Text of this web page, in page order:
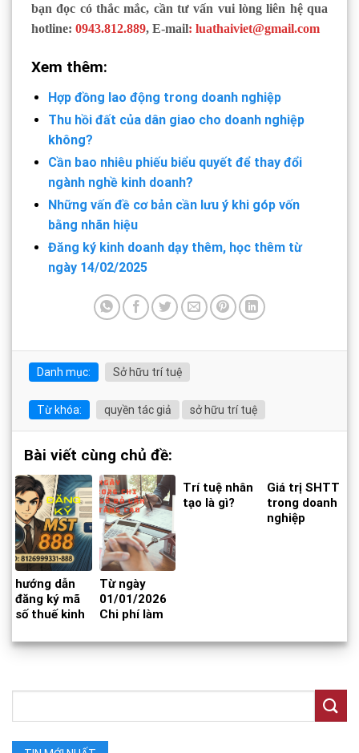
bạn đọc có thắc mắc, cần tư vấn vui lòng liên hệ qua
hotline: 0943.812.889, E-mail: luathaiviet@gmail.com
Xem thêm:
Hợp đồng lao động trong doanh nghiệp
Thu hồi đất của dân giao cho doanh nghiệp
không?
Cần bao nhiêu phiếu biểu quyết để thay đổi
ngành nghề kinh doanh?
Những vấn đề cơ bản cần lưu ý khi góp vốn
bằng nhãn hiệu
Đăng ký kinh doanh dạy thêm, học thêm từ
ngày 14/02/2025
Danh mục: Sở hữu trí tuệ
Từ khóa: quyền tác giả sở hữu trí tuệ
Bài viết cùng chủ đề:
hướng dẫn
đăng ký mã
số thuế kinh
đuôi 888
Từ ngày
01/01/2026
Chi phí làm
sẽ tăng cao
Trí tuệ nhân
tạo là gì?
Giá trị SHTT
trong doanh
nghiệp